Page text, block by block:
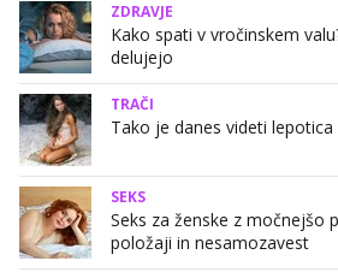
ZDRAVJE
Kako spati v vročinskem
delujejo
TRAČI
Tako je danes videti
SEKS
Seks za ženske z močnejšo
položaji in nesamozavest